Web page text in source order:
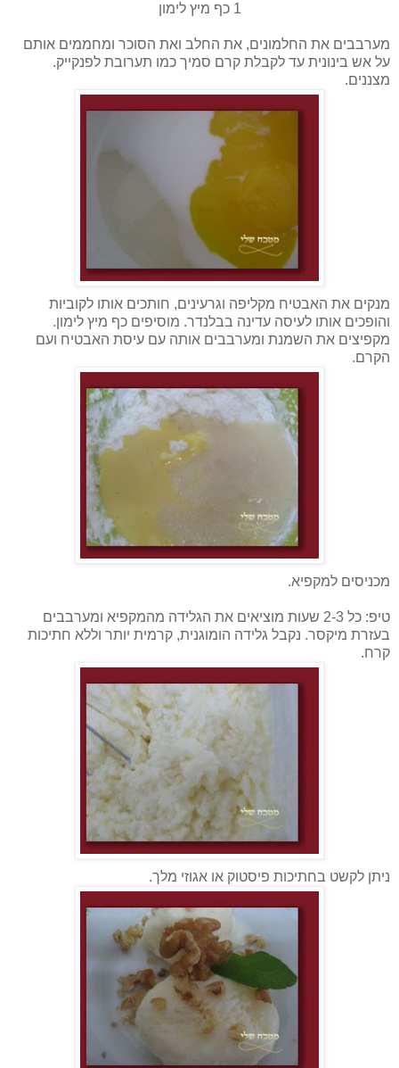
1 כף מיץ לימון
מערבבים את החלמונים, את החלב ואת הסוכר ומחממים אותם
על אש בינונית עד לקבלת קרם סמיך כמו תערובת לפנקייק.
מצננים.
מנקים את האבטיח מקליפה וגרעינים, חותכים אותו לקוביות
והופכים אותו לעיסה עדינה בבלנדר. מוסיפים כף מיץ לימון.
מקפיצים את השמנת ומערבבים אותה עם עיסת האבטיח ועם
הקרם.
מכניסים למקפיא.
טיפ: כל 2-3 שעות מוציאים את הגלידה מהמקפיא ומערבבים
בעזרת מיקסר. נקבל גלידה הומוגנית, קרמית יותר וללא חתיכות
קרח.
ניתן לקשט בחתיכות פיסטוק או אגוזי מלך.